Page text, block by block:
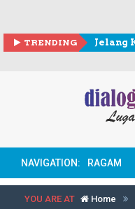
TRENDING
NAVIGATION: RAGAM
YOU ARE AT Home